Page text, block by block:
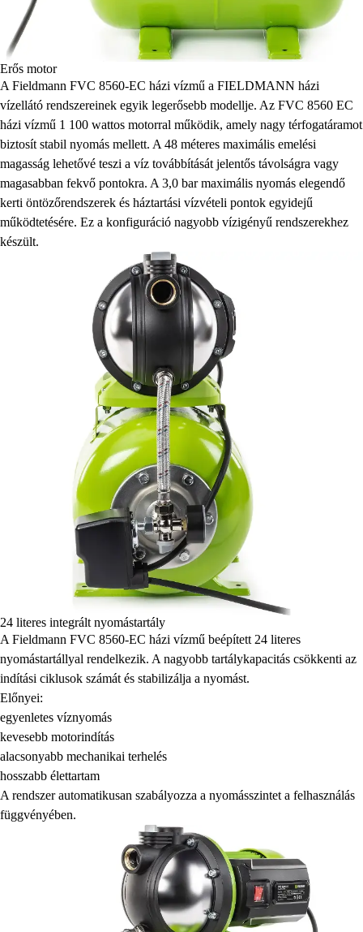
Erős motor
A Fieldmann FVC 8560-EC házi vízmű a FIELDMANN házi
vízellátó rendszereinek egyik legerősebb modellje. Az FVC 8560 EC
házi vízmű 1 100 wattos motorral működik, amely nagy térfogatáramot
biztosít stabil nyomás mellett. A 48 méteres maximális emelési
magasság lehetővé teszi a víz továbbítását jelentős távolságra vagy
magasabban fekvő pontokra. A 3,0 bar maximális nyomás elegendő
kerti öntözőrendszerek és háztartási vízvételi pontok egyidejű
működtetésére. Ez a konfiguráció nagyobb vízigényű rendszerekhez
készült.
24 literes integrált nyomástartály
A Fieldmann FVC 8560-EC házi vízmű beépített 24 literes
nyomástartállyal rendelkezik. A nagyobb tartálykapacitás csökkenti az
indítási ciklusok számát és stabilizálja a nyomást.
Előnyei:
egyenletes víznyomás
kevesebb motorindítás
alacsonyabb mechanikai terhelés
hosszabb élettartam
A rendszer automatikusan szabályozza a nyomásszintet a felhasználás
függvényében.